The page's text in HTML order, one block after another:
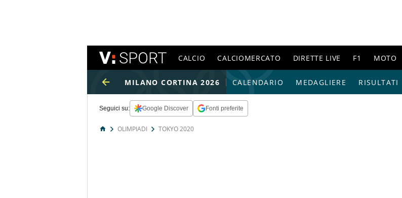
CALCIO CALCIOMERCATO DIRETTE LIVE F1 MOTO
MILANO CORTINA 2026 CALENDARIO MEDAGLIERE RISULTATI
Seguici su: Google Discover Fonti preferite
OLIMPIADI TOKYO 2020